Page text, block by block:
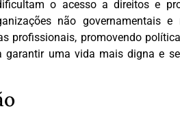
o acesso a direitos e
não governamentais
profissionais, promovendo
garantir uma vida mais digna e